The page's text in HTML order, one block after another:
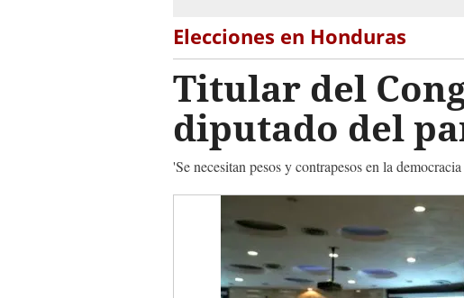
Elecciones en Honduras
Titular del
diputado del
'Se necesitan pesos y contrapesos en la